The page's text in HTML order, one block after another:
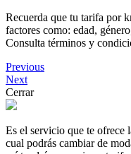
Recuerda que tu tarifa por
factores como: edad,
Consulta términos y
Previous
Next
Cerrar
Es el servicio que te ofrece
cual podrás cambiar de